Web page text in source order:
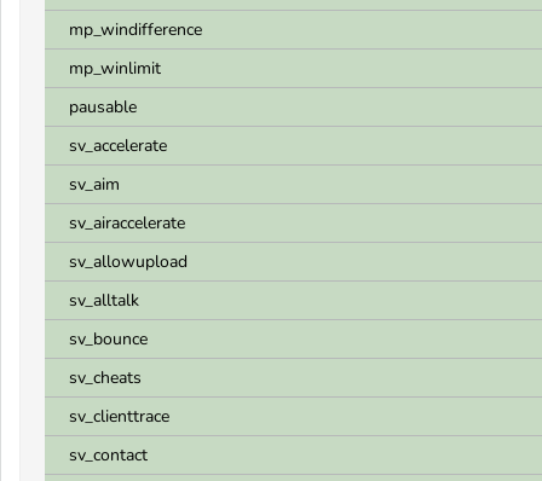
mp_windifference
mp_winlimit
pausable
sv_accelerate
sv_aim
sv_airaccelerate
sv_allowupload
sv_alltalk
sv_bounce
sv_cheats
sv_clienttrace
sv_contact